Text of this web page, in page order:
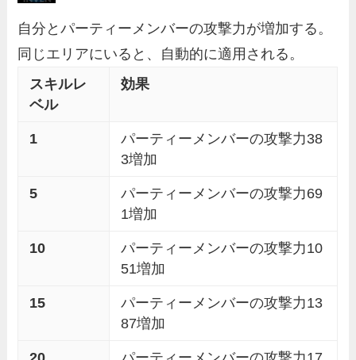
自分とパーティーメンバーの攻撃力が増加する。
同じエリアにいると、自動的に適用される。
スキルレ
ベル
効果
1
パーティーメンバーの攻撃力38
3増加
5
パーティーメンバーの攻撃力69
1増加
10
パーティーメンバーの攻撃力10
51増加
15
パーティーメンバーの攻撃力13
87増加